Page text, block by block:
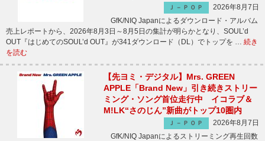
Ｊ－ＰＯＰ
2026年8月7日
GfK/NIQ Japanによるダウンロード・アルバム
売上レポートから、2026年8月3日～8月5日の集計が明らかとなり、SOUL’d
OUT『はじめてのSOUL’d OUT』が341ダウンロード（DL）でトップを … 続き
を読む
【先ヨミ・デジタル】Mrs. GREEN
APPLE「Brand New」引き続きストリー
ミング・ソング首位走行中 イコラブ＆
M!LK“さのじん”新曲がトップ10圏内
Ｊ－ＰＯＰ
2026年8月7日
GfK/NIQ Japanによるストリーミング再生回数